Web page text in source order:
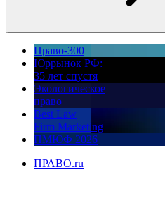
Право-300
Юррынок РФ:
35 лет спустя
Экологическое
право
Best Law
Firm Marketing
ПМЮФ 2026
ПРАВО.ru